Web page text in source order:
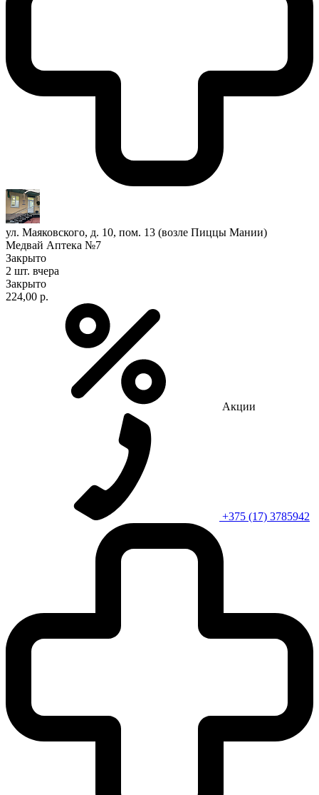
ул. Маяковского, д. 10, пом. 13 (возле Пиццы Мании)
Медвай Аптека №7
Закрыто
2 шт. вчера
Закрыто
224,00 р.
Акции
+375 (17) 3785942